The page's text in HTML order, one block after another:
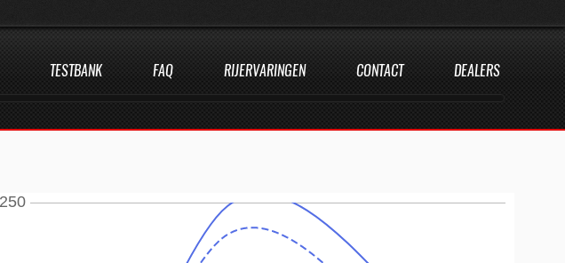
TESTBANK FAQ RIJERVARINGEN CONTACT DEALERS